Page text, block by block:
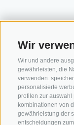
Wir
Wir und andere
gewährleisten, die
verwenden:
personalisierte
profilen zur
kombinationen von
gewährleistung der
entscheidungen